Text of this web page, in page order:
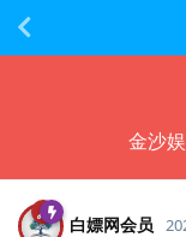
金沙
白嫖网会员